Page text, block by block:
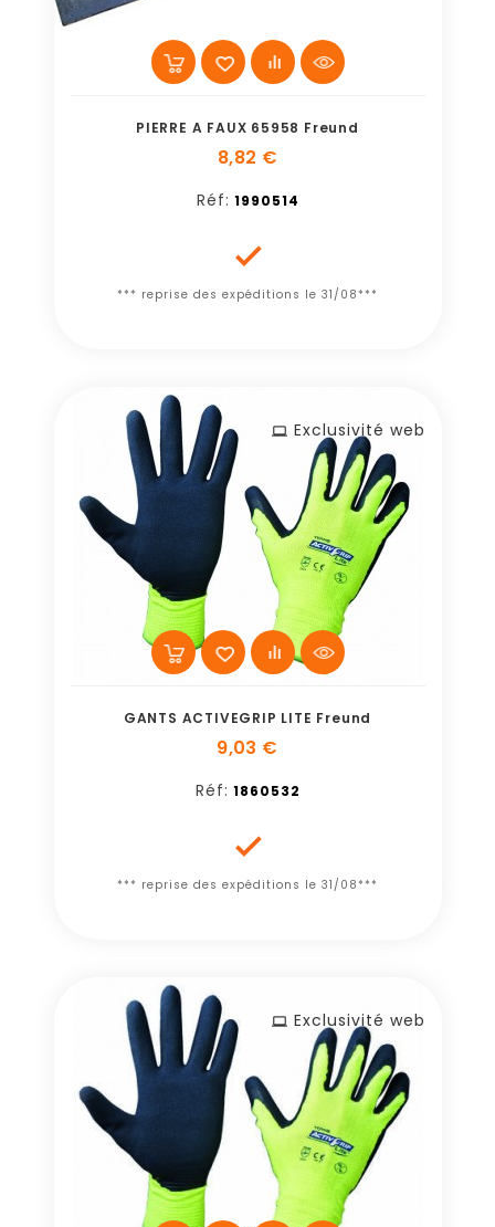
PIERRE A FAUX 65958 Freund
8,82 €
Réf: 1990514

*** reprise des expéditions le 31/08***
Exclusivité web
GANTS ACTIVEGRIP LITE Freund
9,03 €
Réf: 1860532

*** reprise des expéditions le 31/08***
Exclusivité web